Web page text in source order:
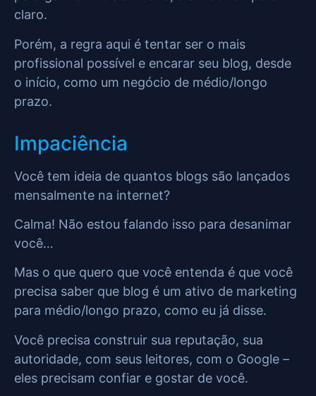
claro.
Porém, a regra aqui é tentar ser o mais
profissional possível e encarar seu blog, desde
o início, como um negócio de médio/longo
prazo.
Impaciência
Você tem ideia de quantos blogs são lançados
mensalmente na internet?
Calma! Não estou falando isso para desanimar
você…
Mas o que quero que você entenda é que você
precisa saber que blog é um ativo de marketing
para médio/longo prazo, como eu já disse.
Você precisa construir sua reputação, sua
autoridade, com seus leitores, com o Google –
eles precisam confiar e gostar de você.